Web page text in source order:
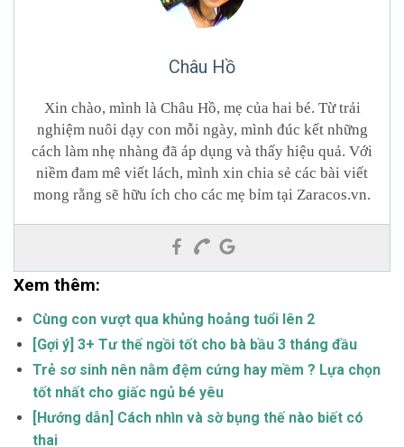
Châu Hồ
Xin chào, mình là Châu Hồ, mẹ của hai bé. Từ trải
nghiệm nuôi dạy con mỗi ngày, mình đúc kết những
cách làm nhẹ nhàng đã áp dụng và thấy hiệu quả. Với
niềm đam mê viết lách, mình xin chia sẻ các bài viết
mong rằng sẽ hữu ích cho các mẹ bỉm tại Zaracos.vn.
Xem thêm:
Cùng con vượt qua khủng hoảng tuổi lên 2
[Gợi ý] 3+ Tư thế ngồi tốt cho bà bầu 3 tháng đầu
Trẻ sơ sinh nên nằm đệm cứng hay mềm ? Lựa chọn
tốt nhất cho giấc ngủ bé yêu
[Hướng dẫn] Cách nhìn và sờ bụng thế nào biết có
thai